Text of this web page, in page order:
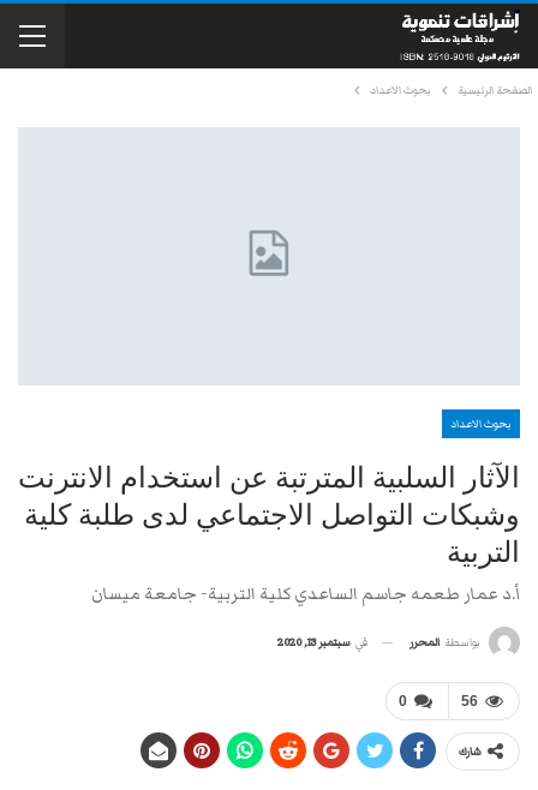
الصفحة الرئيسية بحوث الاعداد
بحوث الاعداد
الآثار السلبية المترتبة عن استخدام الانترنت
وشبكات التواصل الاجتماعي لدى طلبة كلية
التربية
أ.د عمار طعمه جاسم الساعدي كلية التربية- جامعة ميسان
بواسطة المحرر في سبتمبر 13, 2020
0 56
شارك